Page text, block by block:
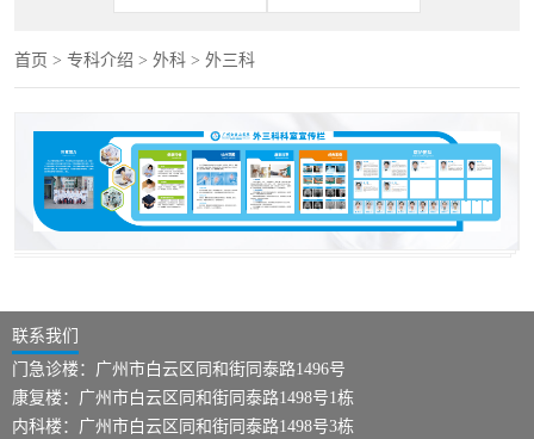
首页 > 专科介绍 > 外科 > 外三科
联系我们
门急诊楼：广州市白云区同和街同泰路1496号
康复楼：广州市白云区同和街同泰路1498号1栋
内科楼：广州市白云区同和街同泰路1498号3栋